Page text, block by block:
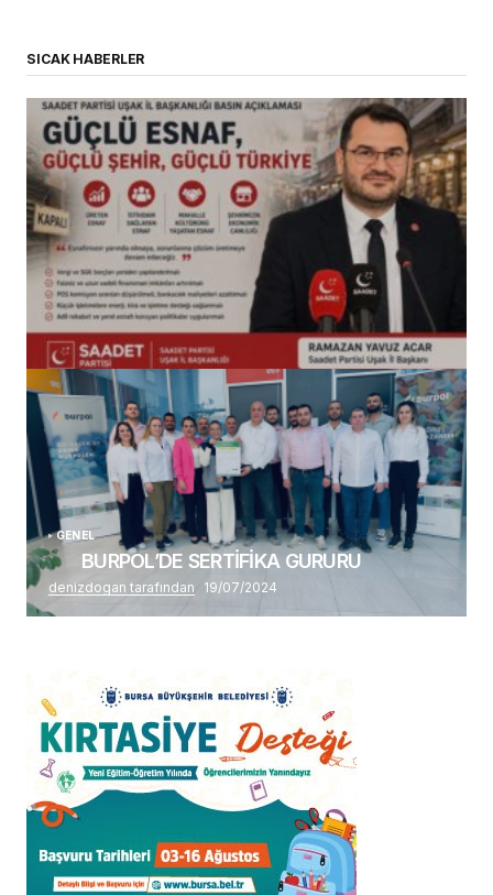
SICAK HABERLER
(başlıksız)
Alaattin Karahan tarafından 14/07/2026
GENEL
BURPOL’DE SERTİFİKA GURURU
denizdogan tarafından 19/07/2024